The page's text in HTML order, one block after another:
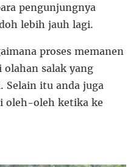
pengunjungnya
lebih jauh lagi.
proses memanen
olahan salak yang
itu anda juga
oleh-oleh ketika ke